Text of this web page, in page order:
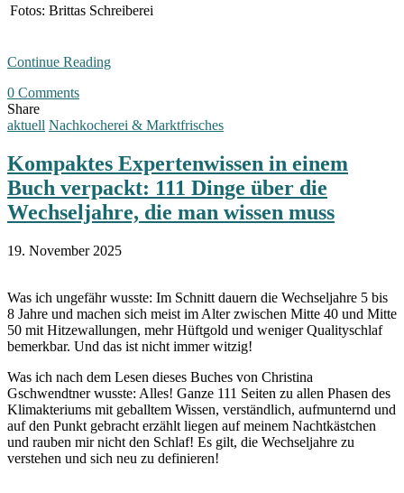
Fotos: Brittas Schreiberei
Continue Reading
0 Comments
Share
aktuell Nachkocherei & Marktfrisches
Kompaktes Expertenwissen in einem
Buch verpackt: 111 Dinge über die
Wechseljahre, die man wissen muss
19. November 2025
Was ich ungefähr wusste: Im Schnitt dauern die Wechseljahre 5 bis
8 Jahre und machen sich meist im Alter zwischen Mitte 40 und Mitte
50 mit Hitzewallungen, mehr Hüftgold und weniger Qualityschlaf
bemerkbar. Und das ist nicht immer witzig!
Was ich nach dem Lesen dieses Buches von Christina
Gschwendtner wusste: Alles! Ganze 111 Seiten zu allen Phasen des
Klimakteriums mit geballtem Wissen, verständlich, aufmunternd und
auf den Punkt gebracht erzählt liegen auf meinem Nachtkästchen
und rauben mir nicht den Schlaf! Es gilt, die Wechseljahre zu
verstehen und sich neu zu definieren!